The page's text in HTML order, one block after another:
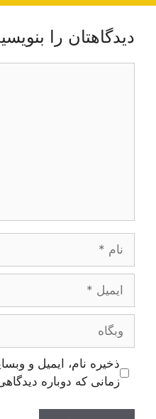
دیدگاهتان را
ایمیل
وبگاه
ذخیره نام، ایمیل و
زمانی که دوباره